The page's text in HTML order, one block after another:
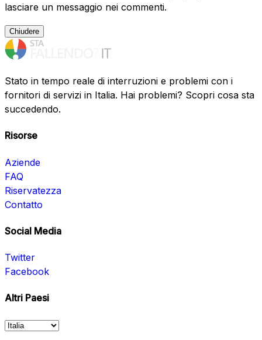
lasciare un messaggio nei commenti.
Chiudere
Stato in tempo reale di interruzioni e problemi con i
fornitori di servizi in Italia. Hai problemi? Scopri cosa sta
succedendo.
Risorse
Aziende
FAQ
Riservatezza
Contatto
Social Media
Twitter
Facebook
Altri Paesi